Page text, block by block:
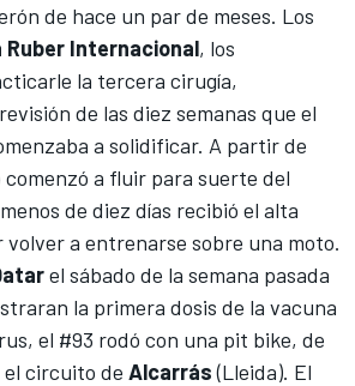
de hace un par de meses. Los
Ruber Internacional, los
la tercera cirugía,
de las diez semanas que el
a solidificar. A partir de
a fluir para suerte del
de diez días recibió el alta
volver a entrenarse sobre una moto.
el sábado de la semana pasada
la primera dosis de la vacuna
el #93 rodó con una pit bike, de
circuito de Alcarrás(Lleida). El